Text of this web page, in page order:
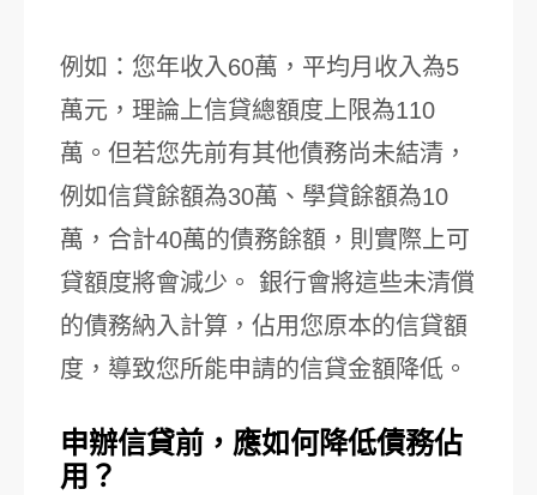
例如：您年收入60萬，平均月收入為5
萬元，理論上信貸總額度上限為110
萬。但若您先前有其他債務尚未結清，
例如信貸餘額為30萬、學貸餘額為10
萬，合計40萬的債務餘額，則實際上可
貸額度將會減少。 銀行會將這些未清償
的債務納入計算，佔用您原本的信貸額
度，導致您所能申請的信貸金額降低。
申辦信貸前，應如何降低債務佔
用？